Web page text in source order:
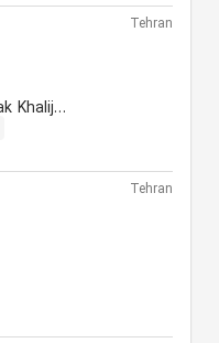
Tehran
Behin Tejarat Rastak Khalij Fars
Tehran